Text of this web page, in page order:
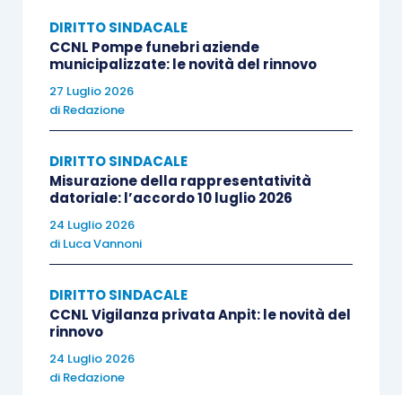
eventuali questioni dovrebbero essere
risolte in sede di giudizio individuale;
la firma apposta dai lavoratori sotto la
nuovo contratto;
in virtù del Testo Unico sulla
rappresentanza del 2014, l’accordo di
armonizzazione ha efficacia generale
La Suprema Corte rigetta tutti i motivi di ricorso:
solo le parti stipulanti possono disdire un
DIRITTO SINDACALE
CCNL Pompe funebri aziende
municipalizzate: le novità del rinnovo
27 Luglio 2026
di Redazione
DIRITTO SINDACALE
Misurazione della rappresentatività
datoriale: l’accordo 10 luglio 2026
24 Luglio 2026
di Luca Vannoni
DIRITTO SINDACALE
CCNL Vigilanza privata Anpit: le novità del
rinnovo
24 Luglio 2026
di Redazione